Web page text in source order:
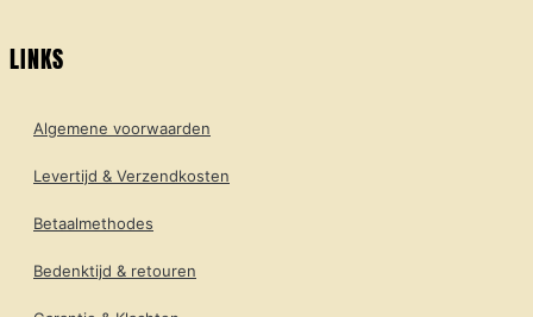
LINKS
Algemene voorwaarden
Levertijd & Verzendkosten
Betaalmethodes
Bedenktijd & retouren